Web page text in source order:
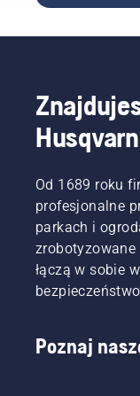
należą
Home.
się
w
z
w
Od 1689 roku
profesjonalne
parkach i
łączą w sobie
Poznaj